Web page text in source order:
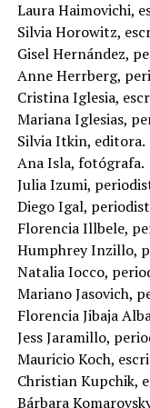
Laura Haimovichi,
Silvia Horowitz,
Gisel Hernández,
Anne Herrberg,
Cristina Iglesia,
Mariana Iglesias,
Silvia Itkin, editora.
Ana Isla, fotógrafa.
Julia Izumi,
Diego Igal,
Florencia Illbele,
Humphrey Inzillo,
Natalia Iocco,
Mariano Jasovich,
Florencia Jibaja
Jess Jaramillo,
Mauricio Koch,
Christian Kupchik,
Bárbara